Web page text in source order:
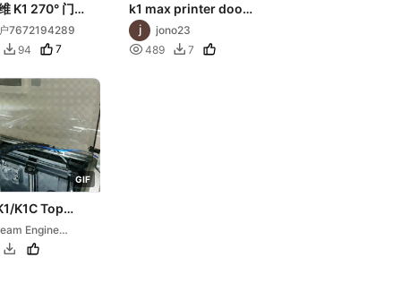
K1 270° 门铰
7672194289
 94 7
k1 max printer door
seal for 270 degress
hingesjono23
 489  7
GIF
K1C Top
Engine
